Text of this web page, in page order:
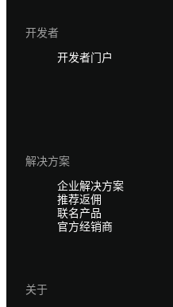
开发者
开发者门户
解决方案
企业解决方案
推荐返佣
联名产品
官方经销商
关于